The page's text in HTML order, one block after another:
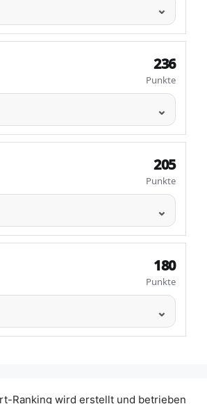
236
Punkte
205
Punkte
180
Punkte
Ranking wird erstellt und betrieben